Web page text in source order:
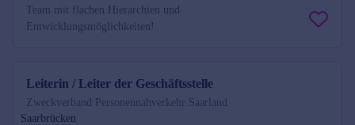
Team mit flachen Hierarchien und
Entwicklungsmöglichkeiten!
Leiterin / Leiter der Geschäftsstelle
Zweckverband Personennahverkehr Saarland
Saarbrücken